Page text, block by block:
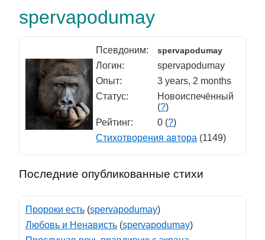
spervapodumay
Псевдоним: spervapodumay
Логин:
spervapodumay
Опыт:
3 years, 2 months
Статус:
Новоиспечённый
(?)
Рейтинг:
0 (?)
Стихотворения автора (1149)
Последние опубликованные стихи
Пророки есть (spervapodumay)
Любовь и Ненависть (spervapodumay)